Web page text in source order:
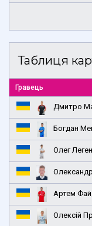
Таблиця
Гравець
Дмитро
Богдан
Олег
Артем
Олексій